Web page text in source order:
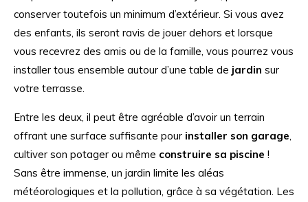
conserver toutefois un minimum d’extérieur. Si vous avez
des enfants, ils seront ravis de jouer dehors et lorsque
vous recevrez des amis ou de la famille, vous pourrez vous
installer tous ensemble autour d’une table de jardin sur
votre terrasse.
Entre les deux, il peut être agréable d’avoir un terrain
offrant une surface suffisante pour installer son garage,
cultiver son potager ou même construire sa piscine !
Sans être immense, un jardin limite les aléas
météorologiques et la pollution, grâce à sa végétation. Les